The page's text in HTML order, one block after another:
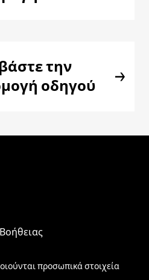
την
οδηγού
προσωπικά στοιχεία